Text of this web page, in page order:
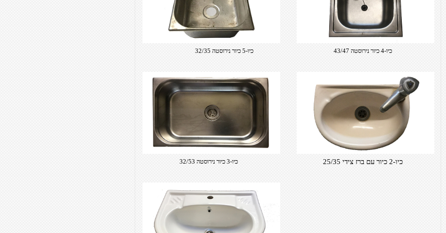
​כיו-5 כיור נירוסטה 32/35 כיו-4 כיור נירוסטה 43/47
כיו-3 כיור נירוסטה 32/53 כיו-2 כיור עם ברז צידי 25/35